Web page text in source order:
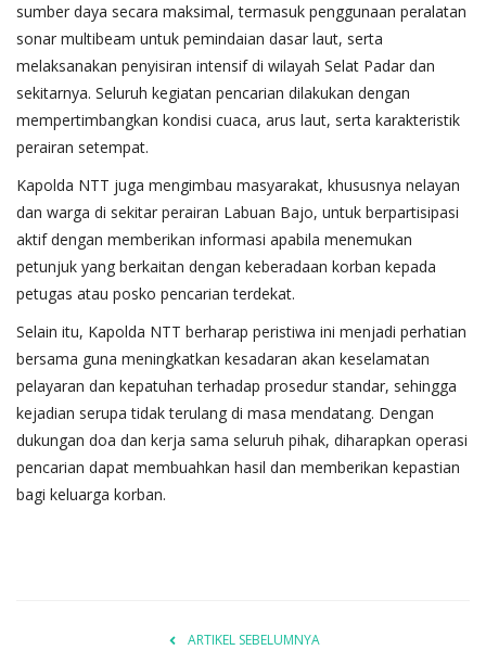
sumber daya secara maksimal, termasuk penggunaan peralatan
sonar multibeam untuk pemindaian dasar laut, serta
melaksanakan penyisiran intensif di wilayah Selat Padar dan
sekitarnya. Seluruh kegiatan pencarian dilakukan dengan
mempertimbangkan kondisi cuaca, arus laut, serta karakteristik
perairan setempat.
Kapolda NTT juga mengimbau masyarakat, khususnya nelayan
dan warga di sekitar perairan Labuan Bajo, untuk berpartisipasi
aktif dengan memberikan informasi apabila menemukan
petunjuk yang berkaitan dengan keberadaan korban kepada
petugas atau posko pencarian terdekat.
Selain itu, Kapolda NTT berharap peristiwa ini menjadi perhatian
bersama guna meningkatkan kesadaran akan keselamatan
pelayaran dan kepatuhan terhadap prosedur standar, sehingga
kejadian serupa tidak terulang di masa mendatang. Dengan
dukungan doa dan kerja sama seluruh pihak, diharapkan operasi
pencarian dapat membuahkan hasil dan memberikan kepastian
bagi keluarga korban.
ARTIKEL SEBELUMNYA